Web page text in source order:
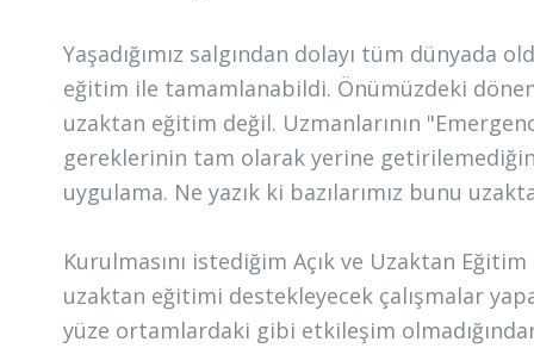
Yaşadığımız salgından dolayı tüm
eğitim ile tamamlanabildi. Önümüzdeki
uzaktan eğitim değil. Uzmanlarının
gereklerinin tam olarak yerine
uygulama. Ne yazık ki bazılarımız bunu
Kurulmasını istediğim Açık ve Uzaktan
uzaktan eğitimi destekleyecek çalışmalar
yüze ortamlardaki gibi etkileşim